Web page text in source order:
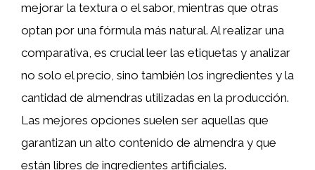
mejorar la textura o el sabor, mientras que otras
optan por una fórmula más natural. Al realizar una
comparativa, es crucial leer las etiquetas y analizar
no solo el precio, sino también los ingredientes y la
cantidad de almendras utilizadas en la producción.
Las mejores opciones suelen ser aquellas que
garantizan un alto contenido de almendra y que
están libres de ingredientes artificiales.